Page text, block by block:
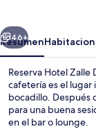
Siguiente
46+
Resumen
Reserva Hotel Zalle
cafetería es el lugar
bocadillo. Después
para una buena
en el bar o lounge.